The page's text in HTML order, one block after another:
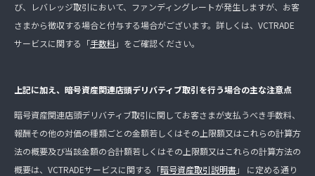
び、レバレッジ取引において、ファンディングレートが発生しますが、お客
さまから徴収する場合と付与する場合がございます。詳しくは、VCTRADE
サービスに関する「手数料」をご確認ください。
上記に加え、暗号資産関連店頭デリバティブ取引を行う場合の主な注意点
暗号資産関連店頭デリバティブ取引に関してお客さまが支払うべき手数料、
報酬その他の対価の種類ごとの金額若しくはその上限額又はこれらの計算方
法の概要及び当該金額の合計額若しくはその上限額又はこれらの計算方法の
概要は、VCTRADEサービスに関する「暗号資産取引説明書」 に定める通り